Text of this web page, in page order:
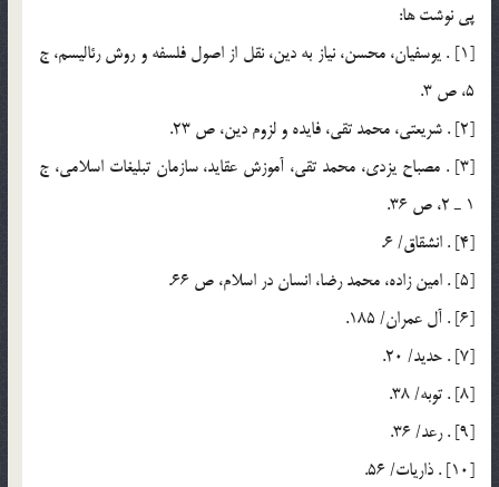
پي نوشت ها:
[1] . يوسفيان، محسن، نياز به دين، نقل از اصول فلسفه و روش رئاليسم، ج
5، ص 3.
[2] . شريعتي، محمد تقي، فايده و لزوم دين، ص 23.
[3] . مصباح يزدي، محمد تقي، آموزش عقايد، سازمان تبليغات اسلامي، ج
1 ـ 2، ص 36.
[4] . انشقاق/ 6.
[5] . امين زاده، محمد رضا، انسان در اسلام، ص 66.
[6] . آل عمران/ 185.
[7] . حديد/ 20.
[8] . توبه/ 38.
[9] . رعد/ 36.
[10] . ذاريات/ 56.